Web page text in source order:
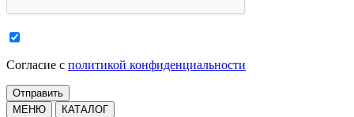
Cогласие с политикой конфиденциальности
МЕНЮ КАТАЛОГ